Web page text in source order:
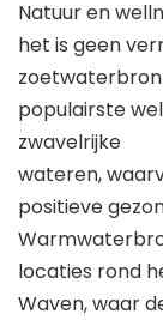
Natuur en
het is geen
populairste
zwavelrijke
wateren,
positieve
locaties rond
Waven, waar